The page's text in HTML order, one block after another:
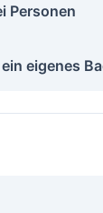
Personen
eigenes